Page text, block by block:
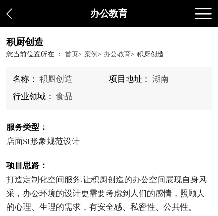
办公教育
积厨创造
您当前位置所在 ：首页>案例> 办公教育>积厨创造
名称： 积厨创造 项目地址： 湖南
行业领域： 食品
服务类型：
店面SI形象规范设计
项目思路：
打造定制化空间服务,让积厨创造的办公空间展现自身风
采，办公环境的设计更需要考虑到人们的感情，照顾人
的心理、生理的需求，有安全感、私密性、公共性。